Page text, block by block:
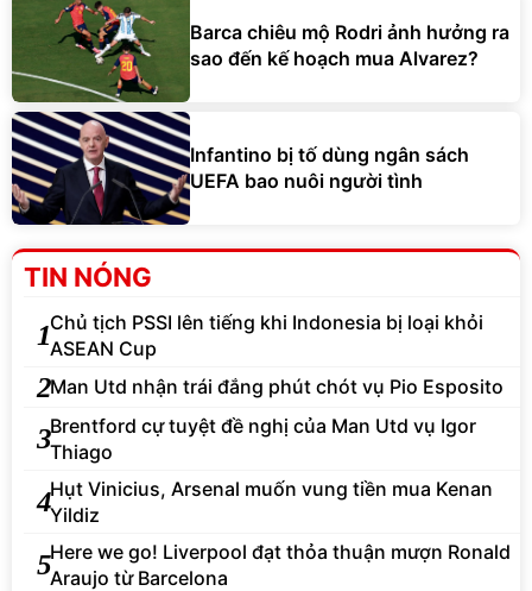
Barca chiêu mộ Rodri ảnh hưởng ra
sao đến kế hoạch mua Alvarez?
Infantino bị tố dùng ngân sách
UEFA bao nuôi người tình
TIN NÓNG
1Chủ tịch PSSI lên tiếng khi Indonesia bị loại khỏi
ASEAN Cup
2Man Utd nhận trái đắng phút chót vụ Pio Esposito
3Brentford cự tuyệt đề nghị của Man Utd vụ Igor
Thiago
4Hụt Vinicius, Arsenal muốn vung tiền mua Kenan
Yildiz
5Here we go! Liverpool đạt thỏa thuận mượn Ronald
Araujo từ Barcelona